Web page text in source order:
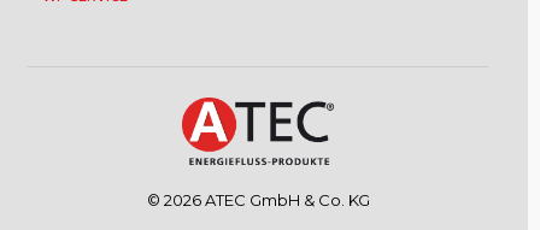
© 2026 ATEC GmbH & Co. KG